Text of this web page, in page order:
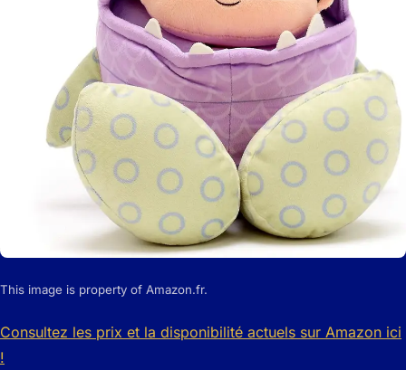
This image is property of Amazon.fr.
Consultez les prix et la disponibilité actuels sur Amazon ici
!